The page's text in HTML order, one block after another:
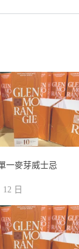
一麥芽威士忌
12 日